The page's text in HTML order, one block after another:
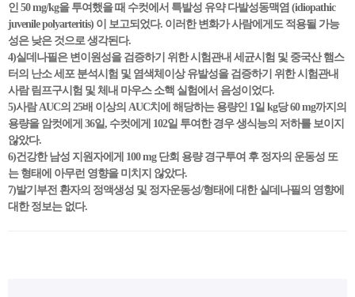
인 50 mg/kg을 투여했을 때 수컷에서 특발성 유약 다발성동맥염 (idiopathic
juvenile polyarteritis) 이 보고되었다. 이러한 변화가 사람에게도 적용될 가능
성은 낮은 것으로 생각된다.
4)실데나필은 변이원성을 검증하기 위한 시험관내 세균시험 및 중국산 햄스
터의 난소 세포 분석시험 및 염색체이상 유발성을 검증하기 위한 시험관내
사람 림프구시험 및 체내 마우스 소핵 실험에서 음성이었다.
5)사람 AUC의 25배 이상의 AUC치에 해당하는 용량인 1일 kg당 60 mg까지의
용량을 암컷에게 36일, 수컷에게 102일 투여한 경우 생식능의 저하를 보이지
않았다.
6)건강한 남성 지원자에게 100 mg 단회 용량 경구투여 후 정자의 운동성 또
는 형태에 아무런 영향을 미치지 않았다.
7)발기부전 환자의 정액생성 및 정자운동성/형태에 대한 실데나필의 영향에
대한 정보는 없다.